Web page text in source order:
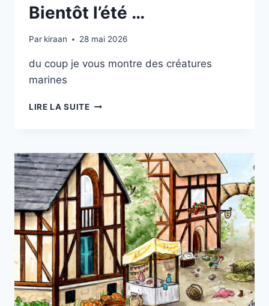
Bientôt l’été …
Par kiraan 28 mai 2026
du coup je vous montre des créatures
marines
LIRE LA SUITEBIENTÔT